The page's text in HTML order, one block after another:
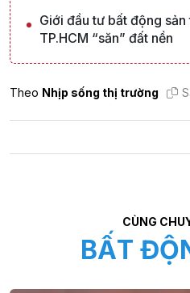
Giới đầu tư bất động
TP.HCM “săn” đất nền
Theo Nhịp sống thị trường
CÙNG
BẤT